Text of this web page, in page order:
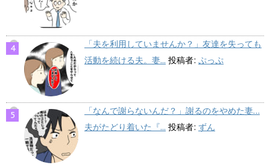
「夫を利用していませんか？」友達を失っても
活動を続ける夫。妻... 投稿者: ぷっぷ
「なんで謝らないんだ？」謝るのをやめた妻…
夫がたどり着いた『... 投稿者: ずん